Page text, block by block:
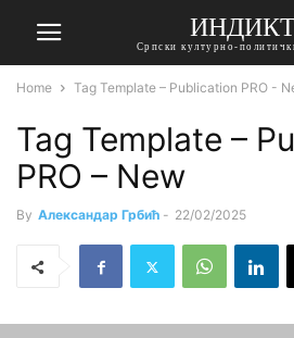
Српски културно-
Home Tag Template – Publication PRO -
Tag Template –
PRO – New
By Александар Грбић - 22/02/2025